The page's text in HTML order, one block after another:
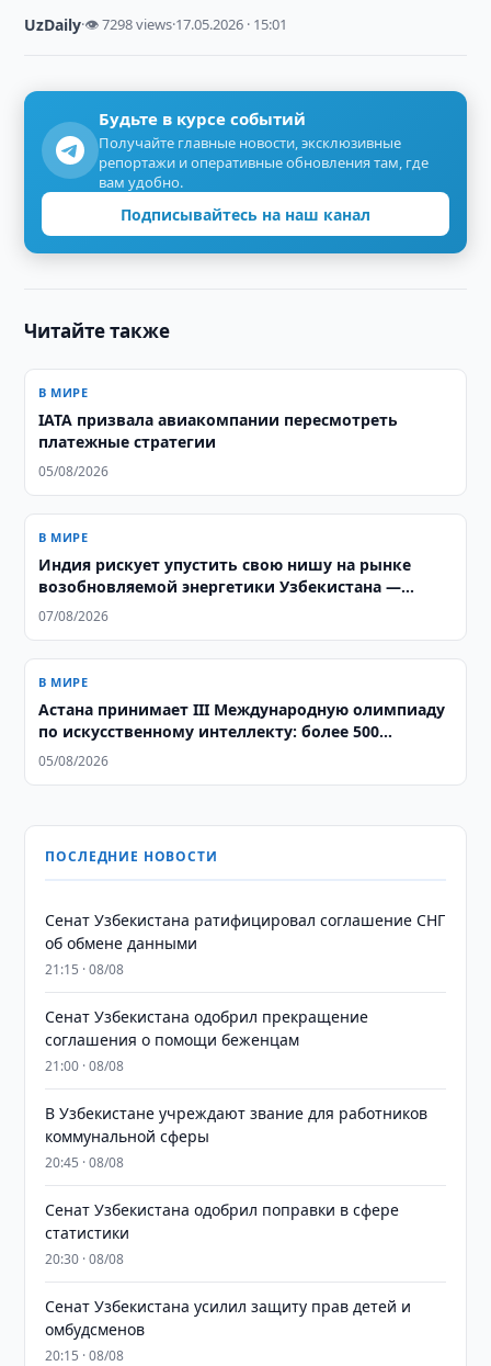
UzDaily·👁 7298 views·17.05.2026 · 15:01
Будьте в курсе событий
Получайте главные новости, эксклюзивные
репортажи и оперативные обновления там, где
вам удобно.
Подписывайтесь на наш канал
Читайте также
В МИРЕ
IATA призвала авиакомпании пересмотреть
платежные стратегии
05/08/2026
В МИРЕ
Индия рискует упустить свою нишу на рынке
возобновляемой энергетики Узбекистана —
аналитики ORF
07/08/2026
В МИРЕ
Астана принимает III Международную олимпиаду
по искусственному интеллекту: более 500
школьников из 106 стран соревнуются за звание
05/08/2026
ПОСЛЕДНИЕ НОВОСТИ
Сенат Узбекистана ратифицировал соглашение СНГ
об обмене данными
21:15 · 08/08
Сенат Узбекистана одобрил прекращение
соглашения о помощи беженцам
21:00 · 08/08
В Узбекистане учреждают звание для работников
коммунальной сферы
20:45 · 08/08
Сенат Узбекистана одобрил поправки в сфере
статистики
20:30 · 08/08
Сенат Узбекистана усилил защиту прав детей и
омбудсменов
20:15 · 08/08